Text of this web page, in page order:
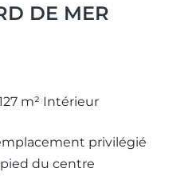
DE MER
m² Intérieur
privilégié
du centre